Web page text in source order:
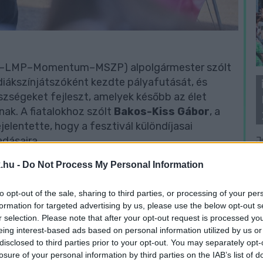
- Do Not Process My Personal Information
opt-out of the sale, sharing to third parties, or processing of your
for targeted advertising by us, please use the below opt-out
selection. Please note that after your opt-out request is processed
interest-based ads based on personal information utilized by us
to third parties prior to your opt-out. You may separately
of your personal information by third parties on the IAB’s list of
alpolgármester szólt
kezdte pályafutását, és
fejleszt, amelyek később az élet
A fiatalokhoz szólt Bakos-Kiss Gábor, a
hogy a fesztivál különdíjasai
, az Országos Diákszínjátszó Egyesület elnöke
a szervezők és önkéntesek
érkeztek társulatok, többek között
Nyíregyházáról, Ajkáról és Celldömölkről. A
egyaránt helyet kaptak.